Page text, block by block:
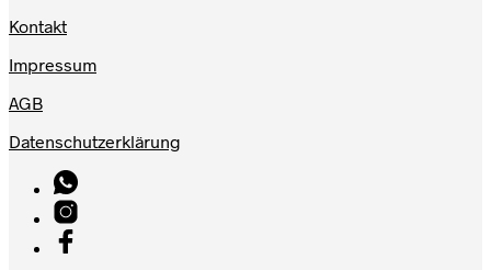
Kontakt
Impressum
AGB
Datenschutzerklärung